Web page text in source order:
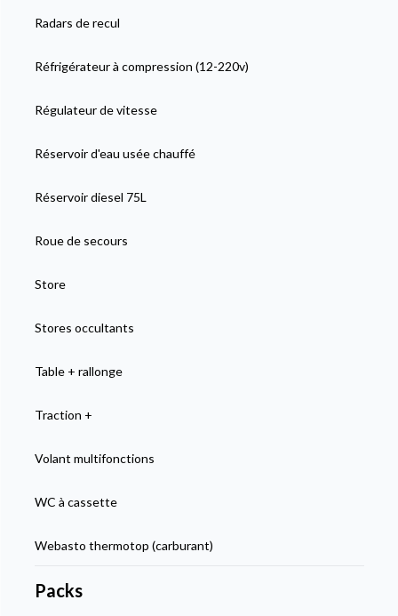
Radars de recul
Réfrigérateur à compression (12-220v)
Régulateur de vitesse
Réservoir d'eau usée chauffé
Réservoir diesel 75L
Roue de secours
Store
Stores occultants
Table + rallonge
Traction +
Volant multifonctions
WC à cassette
Webasto thermotop (carburant)
Packs